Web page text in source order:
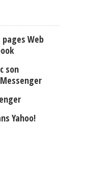
pages Web
son
Yahoo!